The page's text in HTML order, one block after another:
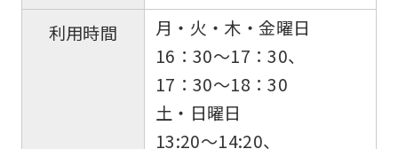
利用時間
月・火・木・金曜日
16：30〜17：30、
17：30〜18：30
土・日曜日
13:20〜14:20、